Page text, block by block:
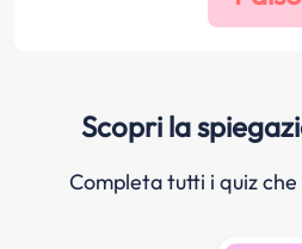
Scopri la
Completa tutti i quiz